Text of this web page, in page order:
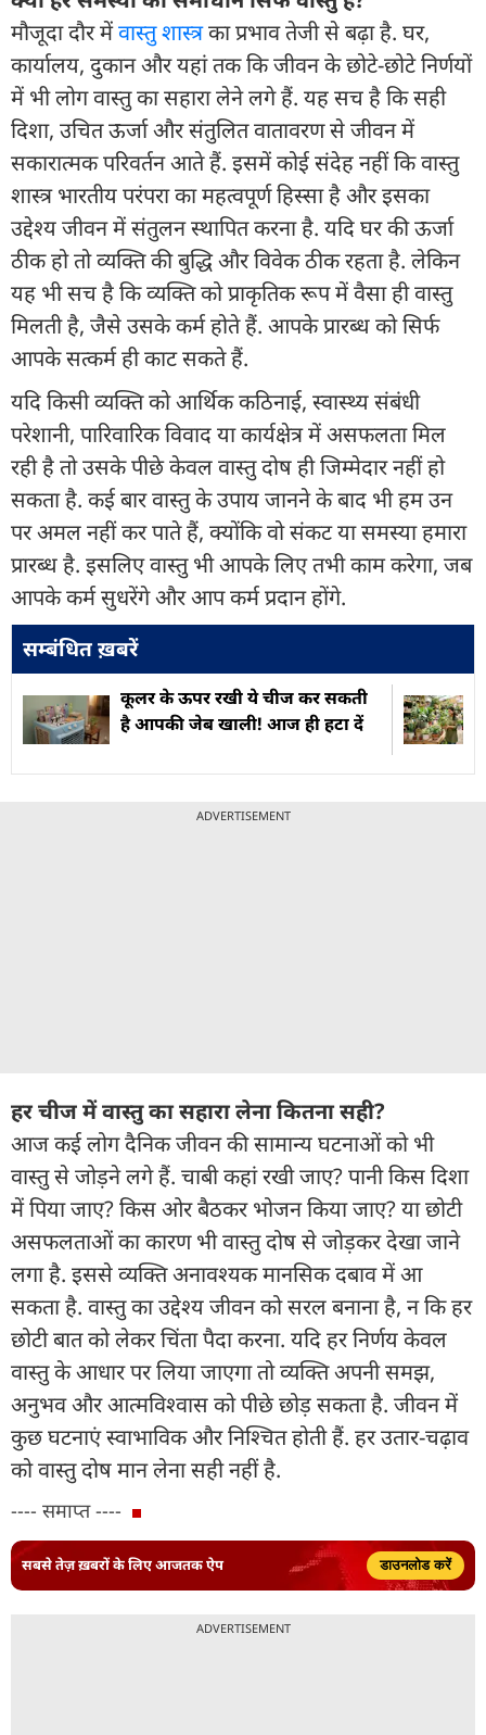
मौजूदा दौर मेंवास्तु शास्त्रका प्रभाव तेजी से बढ़ा है. घर,
कार्यालय, दुकान और यहां तक कि जीवन के छोटे-छोटे निर्णयों
में भी लोग वास्तु का सहारा लेने लगे हैं. यह सच है कि सही
दिशा, उचित ऊर्जा और संतुलित वातावरण से जीवन में
सकारात्मक परिवर्तन आते हैं. इसमें कोई संदेह नहीं कि वास्तु
शास्त्र भारतीय परंपरा का महत्वपूर्ण हिस्सा है और इसका
उद्देश्य जीवन में संतुलन स्थापित करना है. यदि घर की ऊर्जा
ठीक हो तो व्यक्ति की बुद्धि और विवेक ठीक रहता है. लेकिन
यह भी सच है कि व्यक्ति को प्राकृतिक रूप में वैसा ही वास्तु
मिलती है, जैसे उसके कर्म होते हैं. आपके प्रारब्ध को सिर्फ
आपके सत्कर्म ही काट सकते हैं.
यदि किसी व्यक्ति को आर्थिक कठिनाई, स्वास्थ्य संबंधी
परेशानी, पारिवारिक विवाद या कार्यक्षेत्र में असफलता मिल
रही है तो उसके पीछे केवल वास्तु दोष ही जिम्मेदार नहीं हो
सकता है. कई बार वास्तु के उपाय जानने के बाद भी हम उन
पर अमल नहीं कर पाते हैं, क्योंकि वो संकट या समस्या हमारा
प्रारब्ध है. इसलिए वास्तु भी आपके लिए तभी काम करेगा, जब
आपके कर्म सुधरेंगे और आप कर्म प्रदान होंगे.
सम्बंधित ख़बरें
कूलर के ऊपर रखी ये चीज कर सकती
है आपकी जेब खाली! आज ही हटा दें
ADVERTISEMENT
हर चीज में वास्तु का सहारा लेना कितना सही?
आज कई लोग दैनिक जीवन की सामान्य घटनाओं को भी
वास्तु से जोड़ने लगे हैं. चाबी कहां रखी जाए? पानी किस दिशा
में पिया जाए? किस ओर बैठकर भोजन किया जाए? या छोटी
असफलताओं का कारण भी वास्तु दोष से जोड़कर देखा जाने
लगा है. इससे व्यक्ति अनावश्यक मानसिक दबाव में आ
सकता है. वास्तु का उद्देश्य जीवन को सरल बनाना है, न कि हर
छोटी बात को लेकर चिंता पैदा करना. यदि हर निर्णय केवल
वास्तु के आधार पर लिया जाएगा तो व्यक्ति अपनी समझ,
अनुभव और आत्मविश्वास को पीछे छोड़ सकता है. जीवन में
कुछ घटनाएं स्वाभाविक और निश्चित होती हैं. हर उतार-चढ़ाव
को वास्तु दोष मान लेना सही नहीं है.
---- समाप्त ----
सबसे तेज़ ख़बरों के लिए आजतक ऐप डाउनलोड करें
ADVERTISEMENT